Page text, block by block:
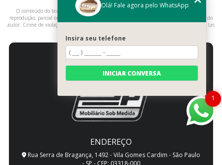
O conteúdo do texto " Closet Armários Planejados
" é de direito reservado. Sua
reprodução, parcial ou total, mesmo citando nossos links, é proibida sem a autorização do
autor. Crime de violação de direito autoral – artigo 184 do Código Penal –Lei 9610/98 - Lei
ENDEREÇO
Rua Serra de Bragança, 1492 - Vila Gomes Cardim - São Paulo
1
Olá! Fale agora pelo WhatsApp
Insira seu telefone
INICIAR CONVERSA